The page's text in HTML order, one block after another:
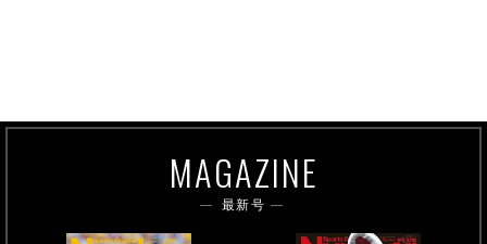
MAGAZINE
最新号